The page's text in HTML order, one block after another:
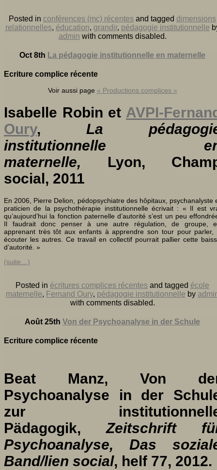
Posted in conférences (mc) récentes and tagged dimensions
relationnelles, éducation, grandir, pédagogie institutionnelle
admin with comments disabled.
Oct 8th La pédagogie institutionnelle en maternelle
Ecriture complice récente
Voir aussi page « Productions complices »
Isabelle Robin et AVPI-
Oury, La
institutionnelle
maternelle, Lyon,
social, 2011
En 2006, Pierre Delion, pédopsychiatre des hôpitaux, psychanalyste
praticien de la psychothérapie institutionnelle écrivait : « Il est
qu’aujourd’hui la fonction paternelle d’autorité s’est un peu
Il faudrait donc penser à une autre régulation, de groupe,
apprenant très tôt aux enfants à apprendre son tour pour parler,
écouter les autres. Ce travail en collectif pourrait pallier cette
d’autorité. »
(suite…)
Posted in écritures complices récentes and tagged école
maternelle, Fernand Oury, pédagogie institutionnelle by
with comments disabled.
Août 25th Von der Psychoanalyse in der Schule
Ecriture complice récente
Beat Manz, Von
Psychoanalyse in der
zur
Pädagogik,Zeitschrift
Psychoanalyse, Das
Band/lien social, helf 77, 2012.